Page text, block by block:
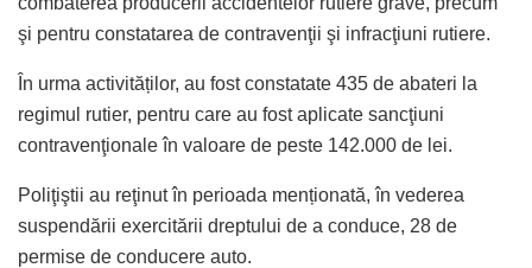
şi pentru constatarea de contravenţii şi infracţiuni rutiere.
În urma activităților, au fost constatate 435 de abateri la
regimul rutier, pentru care au fost aplicate sancţiuni
contravenţionale în valoare de peste 142.000 de lei.
Poliţiştii au reţinut în perioada menționată, în vederea
suspendării exercitării dreptului de a conduce, 28 de
permise de conducere auto.